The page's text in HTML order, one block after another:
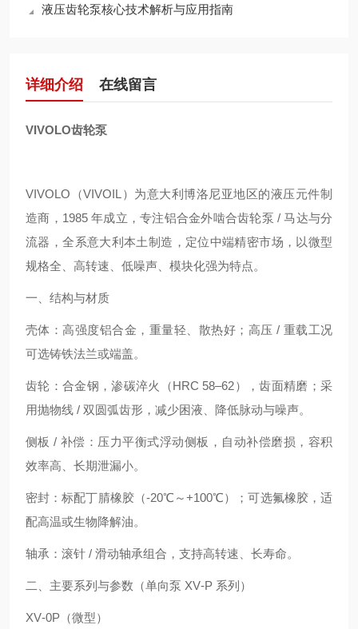
液压齿轮泵核心技术解析与应用指南
详细介绍 在线留言
VIVOLO齿轮泵
VIVOLO（VIVOIL）为意大利博洛尼亚地区的液压元件制
造商，1985 年成立，专注铝合金外啮合齿轮泵 / 马达与分
流器，全系意大利本土制造，定位中端精密市场，以微型
规格全、高转速、低噪声、模块化强为特点。
一、结构与材质
壳体：高强度铝合金，重量轻、散热好；高压 / 重载工况
可选铸铁法兰或端盖。
齿轮：合金钢，渗碳淬火（HRC 58–62），齿面精磨；采
用抛物线 / 双圆弧齿形，减少困液、降低脉动与噪声。
侧板 / 补偿：压力平衡式浮动侧板，自动补偿磨损，容积
效率高、长期泄漏小。
密封：标配丁腈橡胶（-20℃～+100℃）；可选氟橡胶，适
配高温或生物降解油。
轴承：滚针 / 滑动轴承组合，支持高转速、长寿命。
二、主要系列与参数（单向泵 XV‑P 系列）
XV‑0P（微型）